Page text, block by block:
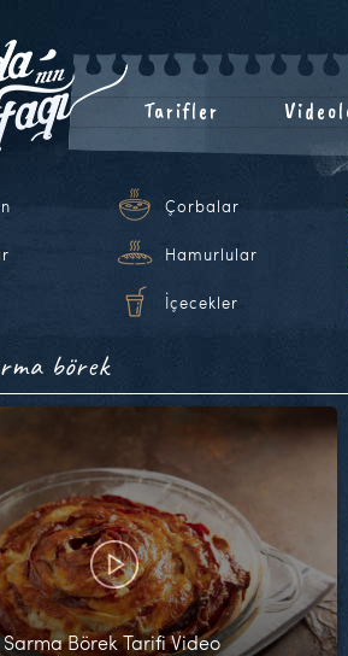
Tarifler
Çorbalar
Hamurlular
İçecekler
börek
Sarma Börek Tarifi Video